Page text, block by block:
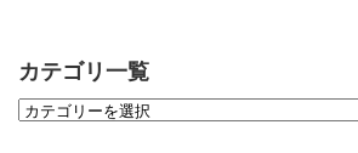
カテゴリ一覧